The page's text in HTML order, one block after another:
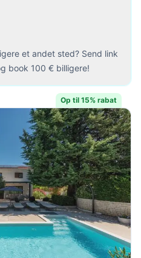
et andet sted? Send link
book 100 € billigere!
Op til 15% rabat